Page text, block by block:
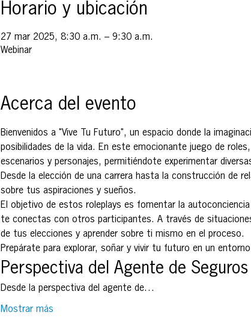
Horario y ubicación
27 mar 2025, 8:30 a.m. – 9:30 a.m.
Webinar
Acerca del evento
Bienvenidos a "Vive Tu Futuro", un espacio donde la
posibilidades de la vida. En este emocionante juego de
escenarios y personajes, permitiéndote experimentar
Desde la elección de una carrera hasta la construcción de
sobre tus aspiraciones y sueños.
El objetivo de estos roleplays es fomentar la
te conectas con otros participantes. A través de
de tus elecciones y aprender sobre ti mismo en el proceso.
Prepárate para explorar, soñar y vivir tu futuro en un
Perspectiva del Agente de Seguros
Desde la perspectiva del agente de…
Mostrar más